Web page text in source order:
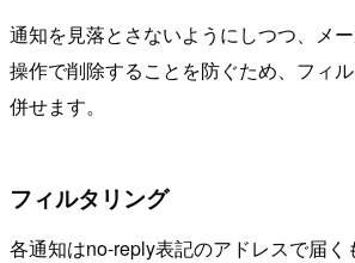
通知を見落とさないようにしつつ、メ
操作で削除することを防ぐため、フィ
併せます。
フィルタリング
各通知はno-reply表記のアドレスで届く